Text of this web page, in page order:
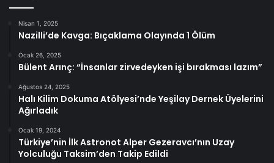
Nisan 1, 2025
Nazilli’de Kavga: Bıçaklama Olayında 1 Ölüm
Ocak 26, 2025
Bülent Arınç: “İnsanlar zirvedeyken işi bırakması lazım”
Ağustos 24, 2025
Halı Kilim Dokuma Atölyesi’nde Yeşilay Dernek Üyelerini
Ağırladık
Ocak 19, 2024
Türkiye’nin İlk Astronot Alper Gezeravcı’nın Uzay
Yolculuğu Taksim’den Takip Edildi